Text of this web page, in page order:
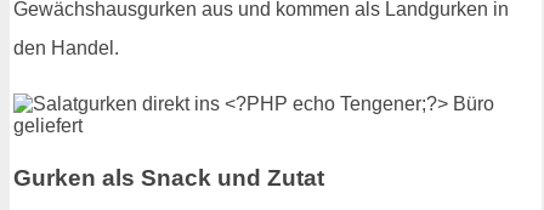
Gewächshausgurken aus und kommen als Landgurken in
den Handel.
Gurken als Snack und Zutat